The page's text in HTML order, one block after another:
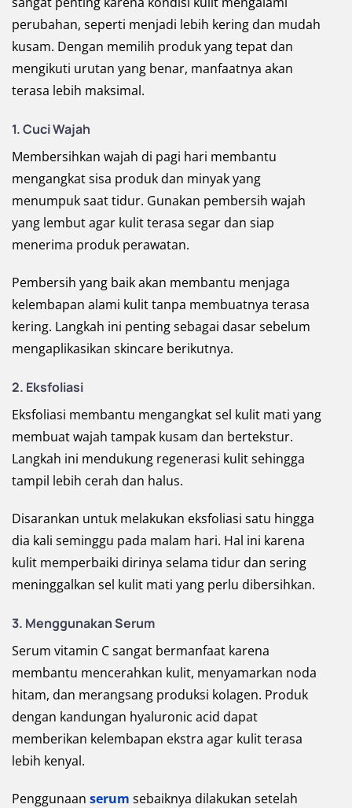
perubahan, seperti menjadi lebih kering dan mudah
kusam. Dengan memilih produk yang tepat dan
mengikuti urutan yang benar, manfaatnya akan
terasa lebih maksimal.
1. Cuci Wajah
Membersihkan wajah di pagi hari membantu
mengangkat sisa produk dan minyak yang
menumpuk saat tidur. Gunakan pembersih wajah
yang lembut agar kulit terasa segar dan siap
menerima produk perawatan.
Pembersih yang baik akan membantu menjaga
kelembapan alami kulit tanpa membuatnya terasa
kering. Langkah ini penting sebagai dasar sebelum
mengaplikasikan skincare berikutnya.
2. Eksfoliasi
Eksfoliasi membantu mengangkat sel kulit mati yang
membuat wajah tampak kusam dan bertekstur.
Langkah ini mendukung regenerasi kulit sehingga
tampil lebih cerah dan halus.
Disarankan untuk melakukan eksfoliasi satu hingga
dia kali seminggu pada malam hari. Hal ini karena
kulit memperbaiki dirinya selama tidur dan sering
meninggalkan sel kulit mati yang perlu dibersihkan.
3. Menggunakan Serum
Serum vitamin C sangat bermanfaat karena
membantu mencerahkan kulit, menyamarkan noda
hitam, dan merangsang produksi kolagen. Produk
dengan kandungan hyaluronic acid dapat
memberikan kelembapan ekstra agar kulit terasa
lebih kenyal.
Penggunaan serum sebaiknya dilakukan setelah